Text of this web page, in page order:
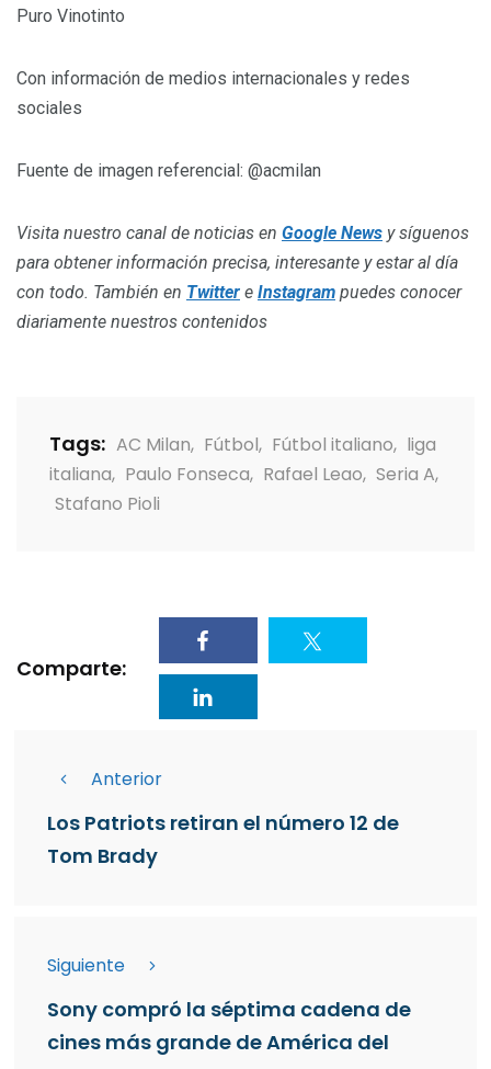
Puro Vinotinto
Con información de medios internacionales y redes
sociales
Fuente de imagen referencial: @acmilan
Visita nuestro canal de noticias en Google News y síguenos
para obtener información precisa, interesante y estar al día
con todo. También en Twitter e Instagram puedes conocer
diariamente nuestros contenidos
Tags: AC Milan, Fútbol, Fútbol italiano, liga
italiana, Paulo Fonseca, Rafael Leao, Seria A,
Stafano Pioli
Comparte:
Anterior
Los Patriots retiran el número 12 de
Tom Brady
Siguiente
Sony compró la séptima cadena de
cines más grande de América del